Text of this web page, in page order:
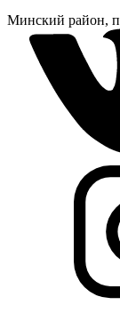
Минский район,